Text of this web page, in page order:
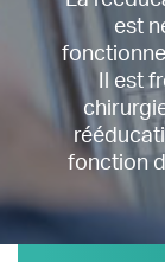
est
Il est
fonction